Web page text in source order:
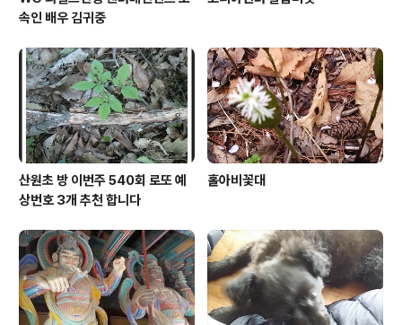
속인 배우 김귀중
산원초 방 이번주 540회 로또 예
상번호 3개 추천 합니다
홀아비꽃대